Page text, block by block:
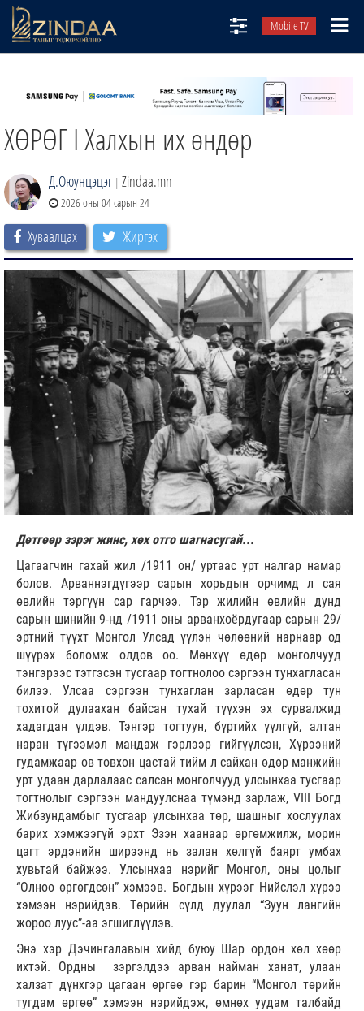
Mobile TV
ТВ8
ӨГЛӨӨНИЙ СОНИН
ЗИНДАА СЭТГҮҮЛ
ХӨРӨГ I Халхын их өндөр
Д.Оюунцэцэг | Zindaa.mn
2026 оны 04 сарын 24
Хуваалцах Жиргэх
Дөтгөөр зэрэг жинс, хөх отго шагнасугай...
Цагаагчин гахай жил /1911 он/ уртаас урт налгар намар
болов. Арваннэгдүгээр сарын хорьдын орчимд л сая
өвлийн тэргүүн сар гарчээ. Тэр жилийн өвлийн дунд
сарын шинийн 9-нд /1911 оны арванхоёрдугаар сарын 29/
эртний түүхт Монгол Улсад үүлэн чөлөөний нарнаар од
шүүрэх боломж олдов оо. Мөнхүү өдөр монголчууд
тэнгэрээс тэтгэсэн тусгаар тогтнолоо сэргээн тунхагласан
билээ. Улсаа сэргээн тунхаглан зарласан өдөр тун
тохитой дулаахан байсан тухай түүхэн эх сурвалжид
хадагдан үлдэв. Тэнгэр тогтуун, бүртийх үүлгүй, алтан
наран түгээмэл мандаж гэрлээр гийгүүлсэн, Хүрээний
гудамжаар ов товхон цастай тийм л сайхан өдөр манжийн
урт удаан дарлалаас салсан монголчууд улсынхаа тусгаар
тогтнолыг сэргээн мандуулснаа түмэнд зарлаж, VIII Богд
Жибзундамбыг тусгаар улсынхаа төр, шашныг хослуулах
барих хэмжээгүй эрхт Эзэн хаанаар өргөмжилж, морин
цагт эрдэнийн ширээнд нь залан хөлгүй баярт умбах
хувьтай байжээ. Улсынхаа нэрийг Монгол, оны цолыг
“Олноо өргөгдсөн” хэмээв. Богдын хүрээг Нийслэл хүрээ
хэмээн нэрийдэв. Төрийн сүлд дуулал “Зуун лангийн
жороо луус”-аа эгшиглүүлэв.
Энэ хэр Дэчингалавын хийд буюу Шар ордон хөл хөөр
ихтэй. Ордны зэргэлдээ арван найман ханат, улаан
халзат дүнхгэр цагаан өргөө гэр барин “Монгол төрийн
тугдам өргөө” хэмээн нэрийдэж, өмнөх уудам талбайд